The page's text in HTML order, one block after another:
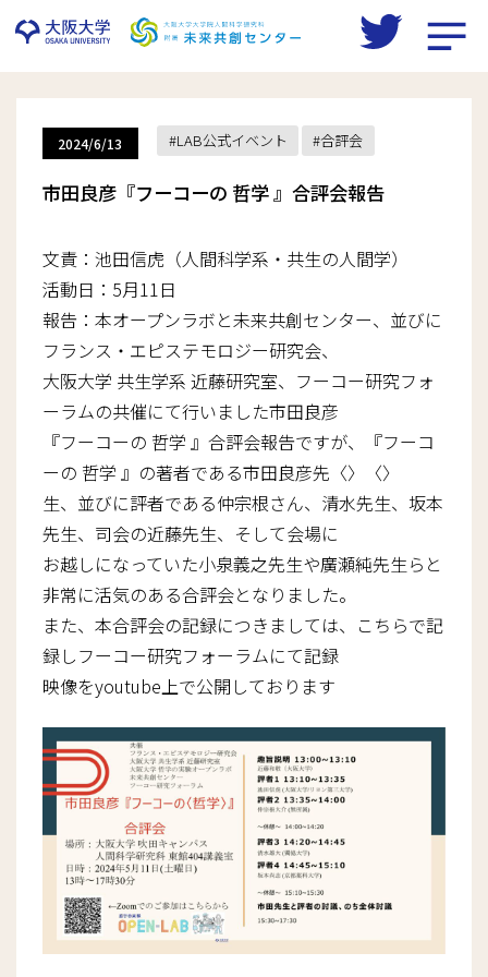
2024/6/13 LAB公式イベント 合評会
市田良彦『フーコーの 哲学 』合評会報告
文責：池田信虎（人間科学系・共生の人間学）
活動日：5月11日
報告：本オープンラボと未来共創センター、並びに
フランス・エピステモロジー研究会、
大阪大学 共生学系 近藤研究室、フーコー研究フォ
ーラムの共催にて行いました市田良彦
『フーコーの 哲学 』合評会報告ですが、『フーコ
ーの 哲学 』の著者である市田良彦先〈〉〈〉
生、並びに評者である仲宗根さん、清水先生、坂本
先生、司会の近藤先生、そして会場に
お越しになっていた小泉義之先生や廣瀬純先生らと
非常に活気のある合評会となりました。
また、本合評会の記録につきましては、こちらで記
録しフーコー研究フォーラムにて記録
映像をyoutube上で公開しております